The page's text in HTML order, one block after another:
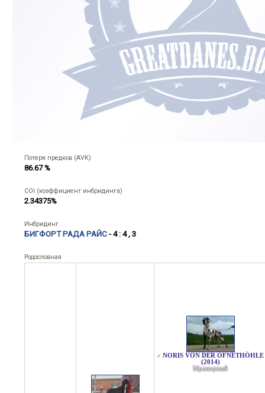
Потеря предков (AVK)
86.67 %
COI (коэффициент инбридинга)
2.34375%
Инбридинг
БИГФОРТ РАДА РАЙС - 4 : 4 , 3
Родословная
♂ NORIS VON DER OFNETHÖHLE
(2014)
Мраморный